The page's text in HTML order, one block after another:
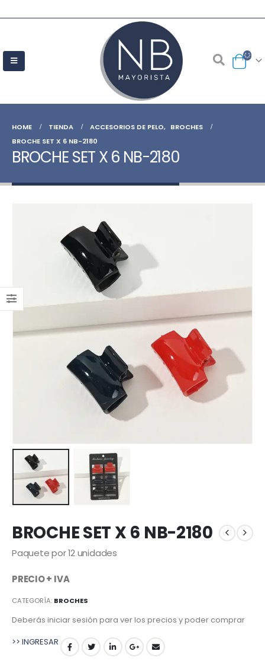
HOME TIENDA ACCESORIOS DE PELO, BROCHES
BROCHE SET X 6 NB-2180
BROCHE SET X 6 NB-2180
BROCHE SET X 6 NB-2180
Paquete por 12 unidades
PRECIO + IVA
CATEGORÍA: BROCHES
Deberás iniciar sesión para ver los precios y poder comprar
>> INGRESAR